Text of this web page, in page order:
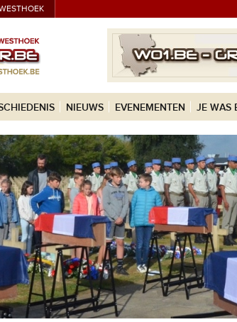
NIEUWS EVENEMENTEN JE WAS